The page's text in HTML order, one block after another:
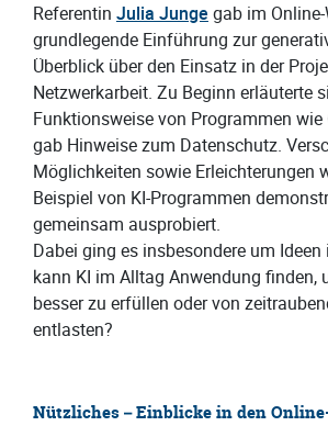
Referentin Julia Junge gab im
grundlegende Einführung zur
Überblick über den Einsatz in der
Netzwerkarbeit. Zu Beginn erläuterte
Funktionsweise von Programmen wie
gab Hinweise zum Datenschutz.
Möglichkeiten sowie Erleichterungen
Beispiel von KI-Programmen
gemeinsam ausprobiert.
Dabei ging es insbesondere um
kann KI im Alltag Anwendung finden,
besser zu erfüllen oder von
entlasten?
Nützliches – Einblicke in den